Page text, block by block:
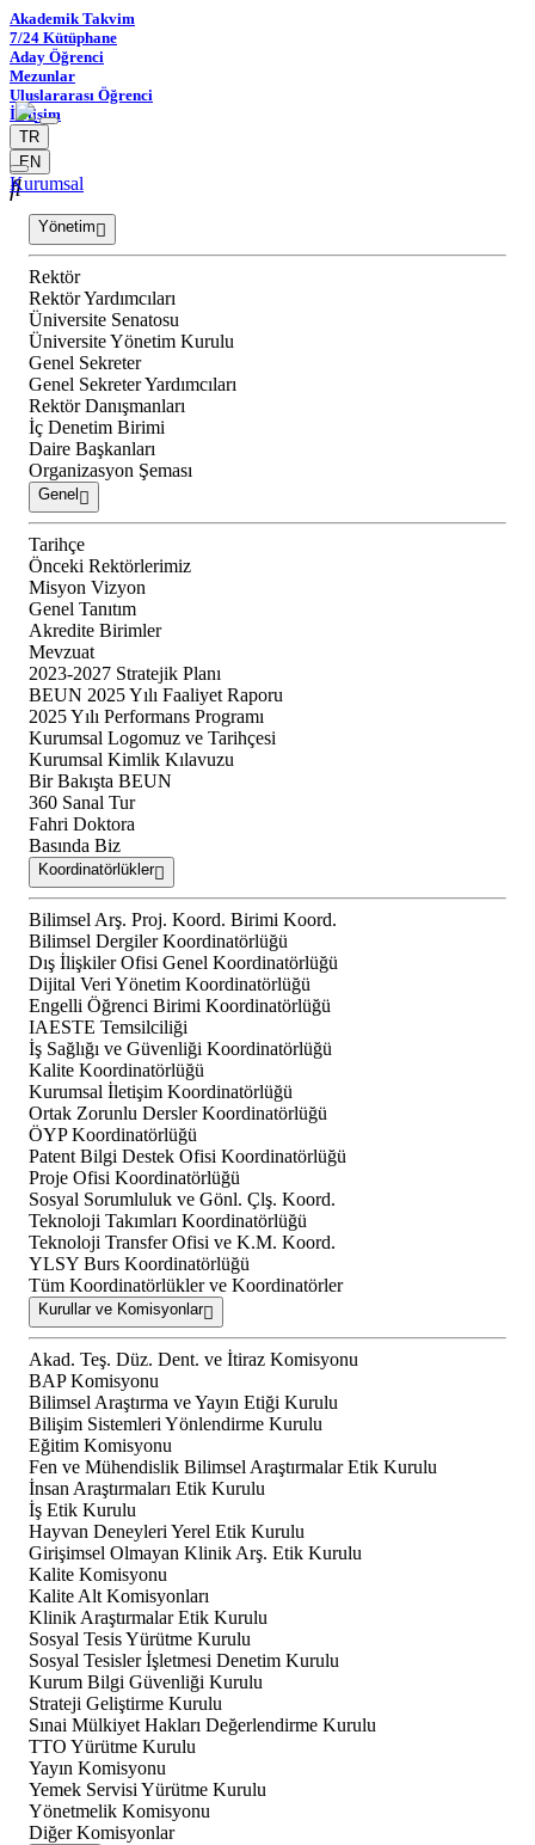
Akademik Takvim
7/24 Kütüphane
Aday Öğrenci
Mezunlar
Uluslararası Öğrenci
İletişim
TR
EN
Kurumsal
Yönetim
Rektör
Rektör Yardımcıları
Üniversite Senatosu
Üniversite Yönetim Kurulu
Genel Sekreter
Genel Sekreter Yardımcıları
Rektör Danışmanları
İç Denetim Birimi
Daire Başkanları
Organizasyon Şeması
Genel
Tarihçe
Önceki Rektörlerimiz
Misyon Vizyon
Genel Tanıtım
Akredite Birimler
Mevzuat
2023-2027 Stratejik Planı
BEUN 2025 Yılı Faaliyet Raporu
2025 Yılı Performans Programı
Kurumsal Logomuz ve Tarihçesi
Kurumsal Kimlik Kılavuzu
Bir Bakışta BEUN
360 Sanal Tur
Fahri Doktora
Basında Biz
Koordinatörlükler
Bilimsel Arş. Proj. Koord. Birimi Koord.
Bilimsel Dergiler Koordinatörlüğü
Dış İlişkiler Ofisi Genel Koordinatörlüğü
Dijital Veri Yönetim Koordinatörlüğü
Engelli Öğrenci Birimi Koordinatörlüğü
IAESTE Temsilciliği
İş Sağlığı ve Güvenliği Koordinatörlüğü
Kalite Koordinatörlüğü
Kurumsal İletişim Koordinatörlüğü
Ortak Zorunlu Dersler Koordinatörlüğü
ÖYP Koordinatörlüğü
Patent Bilgi Destek Ofisi Koordinatörlüğü
Proje Ofisi Koordinatörlüğü
Sosyal Sorumluluk ve Gönl. Çlş. Koord.
Teknoloji Takımları Koordinatörlüğü
Teknoloji Transfer Ofisi ve K.M. Koord.
YLSY Burs Koordinatörlüğü
Tüm Koordinatörlükler ve Koordinatörler
Kurullar ve Komisyonlar
Akad. Teş. Düz. Dent. ve İtiraz Komisyonu
BAP Komisyonu
Bilimsel Araştırma ve Yayın Etiği Kurulu
Bilişim Sistemleri Yönlendirme Kurulu
Eğitim Komisyonu
Fen ve Mühendislik Bilimsel Araştırmalar Etik Kurulu
İnsan Araştırmaları Etik Kurulu
İş Etik Kurulu
Hayvan Deneyleri Yerel Etik Kurulu
Girişimsel Olmayan Klinik Arş. Etik Kurulu
Kalite Komisyonu
Kalite Alt Komisyonları
Klinik Araştırmalar Etik Kurulu
Sosyal Tesis Yürütme Kurulu
Sosyal Tesisler İşletmesi Denetim Kurulu
Kurum Bilgi Güvenliği Kurulu
Strateji Geliştirme Kurulu
Sınai Mülkiyet Hakları Değerlendirme Kurulu
TTO Yürütme Kurulu
Yayın Komisyonu
Yemek Servisi Yürütme Kurulu
Yönetmelik Komisyonu
Diğer Komisyonlar